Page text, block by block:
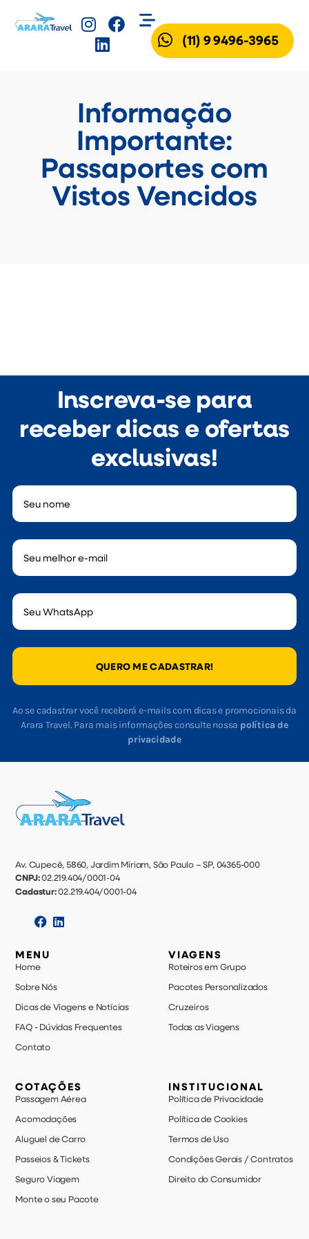
(11) 9 9496-3965
Informação
Importante:
Passaportes com
Vistos Vencidos
Inscreva-se para
receber dicas e ofertas
exclusivas!
QUERO ME CADASTRAR!
Ao se cadastrar você receberá e-mails com dicas e promocionais da
Arara Travel. Para mais informações consulte nossa política de
privacidade
Av. Cupecê, 5860, Jardim Miriam, São Paulo – SP, 04365-000
CNPJ:02.219.404/0001-04
Cadastur:02.219.404/0001-04
MENU
Home
Sobre Nós
Dicas de Viagens e Notícias
FAQ - Dúvidas Frequentes
Contato
VIAGENS
Roteiros em Grupo
Pacotes Personalizados
Cruzeiros
Todas as Viagens
COTAÇÕES
Passagem Aérea
Acomodações
Aluguel de Carro
Passeios & Tickets
Seguro Viagem
Monte o seu Pacote
INSTITUCIONAL
Política de Privacidade
Política de Cookies
Termos de Uso
Condições Gerais / Contratos
Direito do Consumidor